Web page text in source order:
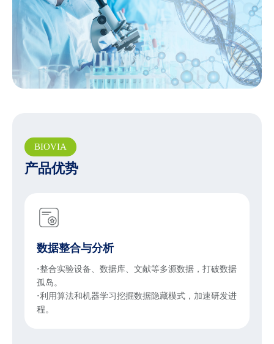
BIOVIA
产品优势
数据整合与分析
·整合实验设备、数据库、文献等多源数据，打破数据
孤岛。
·利用算法和机器学习挖掘数据隐藏模式，加速研发进
程。